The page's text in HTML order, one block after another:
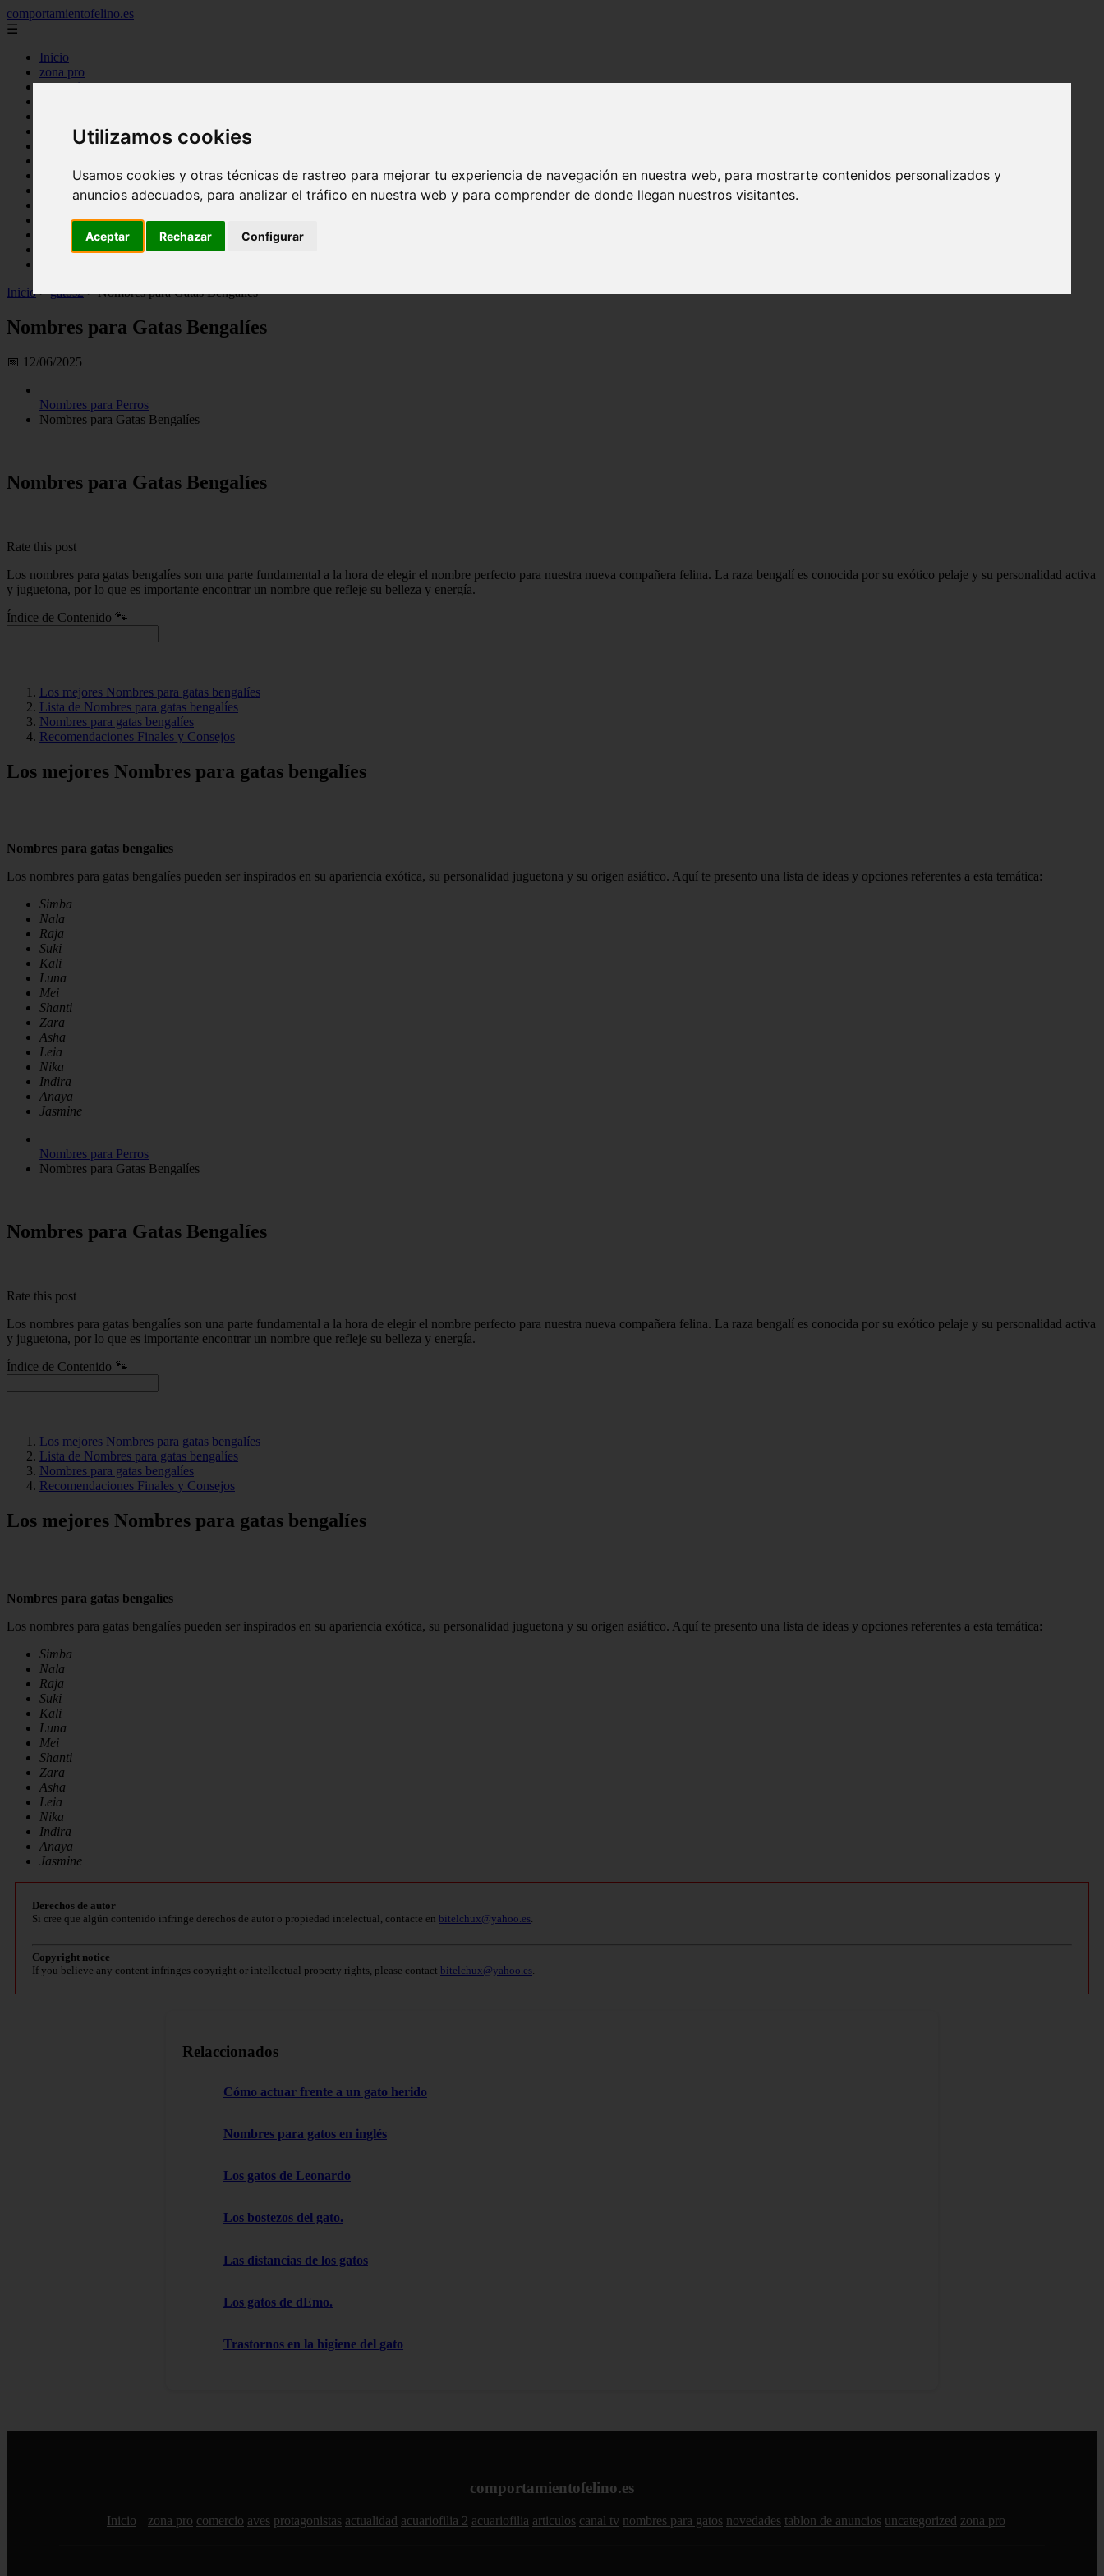
Utilizamos cookies
Usamos cookies y otras técnicas de rastreo para mejorar tu experiencia de navegación en nuestra web, para mostrarte contenidos personalizados y
anuncios adecuados, para analizar el tráfico en nuestra web y para comprender de donde llegan nuestros visitantes.
Aceptar Rechazar Configurar
comportamientofelino.es
☰
Inicio
zona pro
comercio
actualidad
acuariofilia 2
articulos
canal tv
nombres para gatos
novedades
tablon de anuncios
uncategorized
Inicio > gatos2 >Nombres para Gatas Bengalíes
Nombres para Gatas Bengalíes
📅 12/06/2025
Nombres para Perros
Nombres para Gatas Bengalíes
Nombres para Gatas Bengalíes
Rate this post
Los nombres para gatas bengalíes son una parte fundamental a la hora de elegir el nombre perfecto para nuestra nueva compañera felina. La raza bengalí es conocida por su exótico pelaje y su personalidad activa
y juguetona, por lo que es importante encontrar un nombre que refleje su belleza y energía.
Índice de Contenido 🐾
Los mejores Nombres para gatas bengalíes
Lista de Nombres para gatas bengalíes
Nombres para gatas bengalíes
Recomendaciones Finales y Consejos
Los mejores Nombres para gatas bengalíes
Nombres para gatas bengalíes
Los nombres para gatas bengalíes pueden ser inspirados en su apariencia exótica, su personalidad juguetona y su origen asiático. Aquí te presento una lista de ideas y opciones referentes a esta temática:
Simba
Nala
Raja
Suki
Kali
Luna
Mei
Shanti
Zara
Asha
Leia
Nika
Indira
Anaya
Jasmine
Nombres para Perros
Nombres para Gatas Bengalíes
Nombres para Gatas Bengalíes
Rate this post
Los nombres para gatas bengalíes son una parte fundamental a la hora de elegir el nombre perfecto para nuestra nueva compañera felina. La raza bengalí es conocida por su exótico pelaje y su personalidad activa
y juguetona, por lo que es importante encontrar un nombre que refleje su belleza y energía.
Índice de Contenido 🐾
Los mejores Nombres para gatas bengalíes
Lista de Nombres para gatas bengalíes
Nombres para gatas bengalíes
Recomendaciones Finales y Consejos
Los mejores Nombres para gatas bengalíes
Nombres para gatas bengalíes
Los nombres para gatas bengalíes pueden ser inspirados en su apariencia exótica, su personalidad juguetona y su origen asiático. Aquí te presento una lista de ideas y opciones referentes a esta temática:
Simba
Nala
Raja
Suki
Kali
Luna
Mei
Shanti
Zara
Asha
Leia
Nika
Indira
Anaya
Jasmine
Derechos de autor
Si cree que algún contenido infringe derechos de autor o propiedad intelectual, contacte en bitelchux@yahoo.es.
Copyright notice
If you believe any content infringes copyright or intellectual property rights, please contact bitelchux@yahoo.es.
Relaccionados
Cómo actuar frente a un gato herido
Nombres para gatos en inglés
Los gatos de Leonardo
Los bostezos del gato.
Las distancias de los gatos
Los gatos de dEmo.
Trastornos en la higiene del gato
comportamientofelino.es
Inicio zona pro comercio aves protagonistas actualidad acuariofilia 2 acuariofilia articulos canal tv nombres para gatos novedades tablon de anuncios uncategorized zona pro